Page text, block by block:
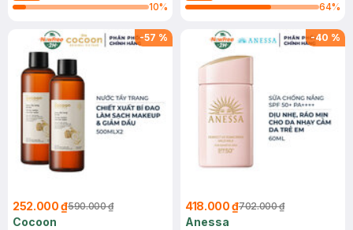
10%
64%
-57 %
252.000 ₫590.000 ₫
Cocoon
-40 %
418.000 ₫702.000 ₫
Anessa